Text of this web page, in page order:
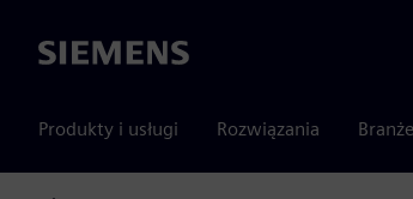
Siemens
Produkty i usługi Rozwiązania Branże